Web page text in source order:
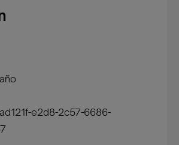
e2d8-2c57-6686-